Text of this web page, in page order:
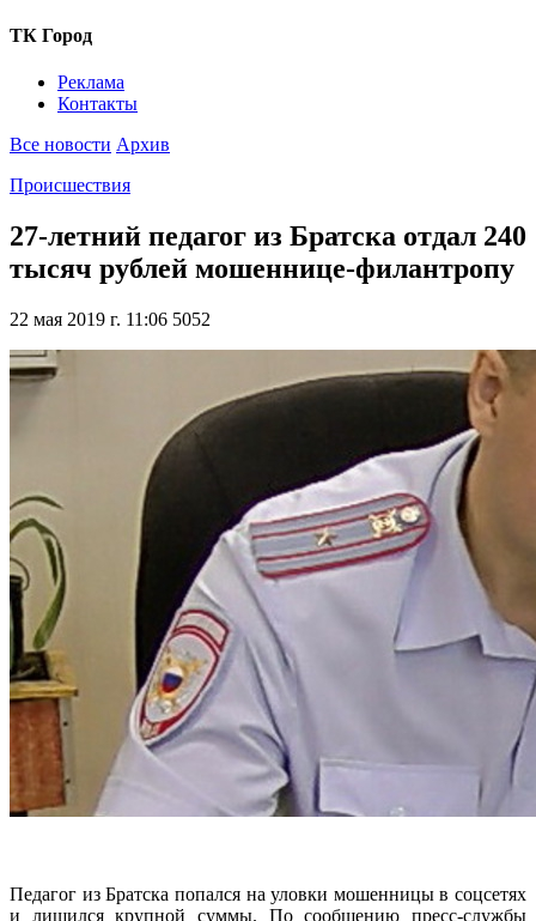
ТК Город
Реклама
Контакты
Все новости Архив
Происшествия
27-летний педагог из Братска отдал 240
тысяч рублей мошеннице-филантропу
22 мая 2019 г. 11:06 5052
Педагог из Братска попался на уловки мошенницы в соцсетях
и лишился крупной суммы. По сообщению пресс-службы